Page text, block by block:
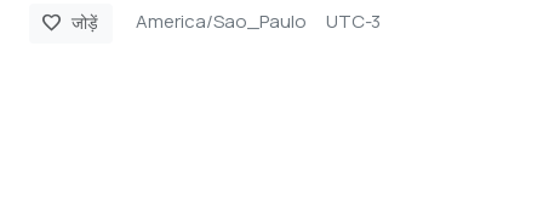
favorite जोड़ें America/Sao_Paulo UTC-3